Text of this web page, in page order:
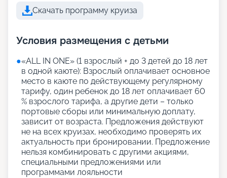
Скачать программу круиза
Условия размещения с детьми
●«АLL IN ONE» (1 взрослый + до 3 детей до 18 лет
в одной каюте): Взрослый оплачивает основное
место в каюте по действующему регулярному
тарифу, один ребенок до 18 лет оплачивает 60
% взрослого тарифа, а другие дети – только
портовые сборы или минимальную доплату,
зависит от возраста. Предложения действуют
не на всех круизах, необходимо проверять их
актуальность при бронировании. Предложение
нельзя комбинировать с другими акциями,
специальными предложениями или
программами лояльности